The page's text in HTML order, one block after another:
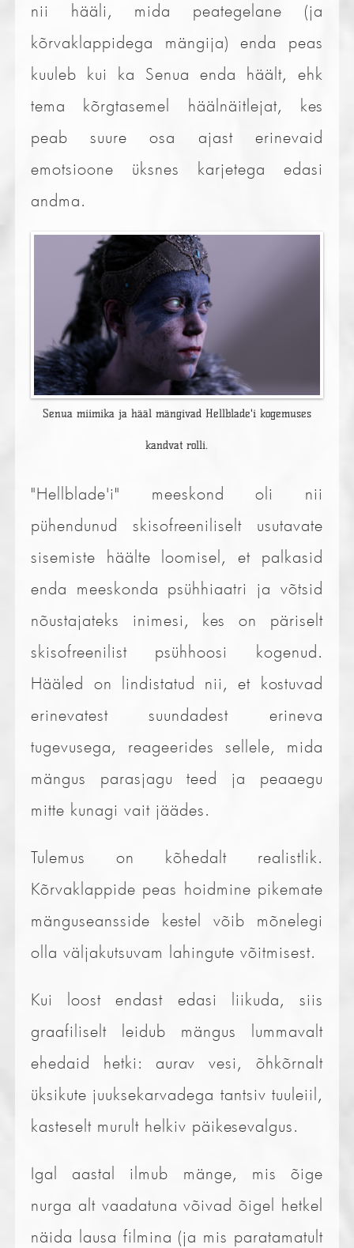
nii hääli, mida peategelane (ja
kõrvaklappidega mängija) enda peas
kuuleb kui ka Senua enda häält, ehk
tema kõrgtasemel häälnäitlejat, kes
peab suure osa ajast erinevaid
emotsioone üksnes karjetega edasi
andma.
Senua miimika ja hääl mängivad Hellblade'i kogemuses
kandvat rolli.
"Hellblade'i" meeskond oli nii
pühendunud skisofreeniliselt usutavate
sisemiste häälte loomisel, et palkasid
enda meeskonda psühhiaatri ja võtsid
nõustajateks inimesi, kes on päriselt
skisofreenilist psühhoosi kogenud.
Hääled on lindistatud nii, et kostuvad
erinevatest suundadest erineva
tugevusega, reageerides sellele, mida
mängus parasjagu teed ja peaaegu
mitte kunagi vait jäädes.
Tulemus on kõhedalt realistlik.
Kõrvaklappide peas hoidmine pikemate
mänguseansside kestel võib mõnelegi
olla väljakutsuvam lahingute võitmisest.
Kui loost endast edasi liikuda, siis
graafiliselt leidub mängus lummavalt
ehedaid hetki: aurav vesi, õhkõrnalt
üksikute juuksekarvadega tantsiv tuuleiil,
kasteselt murult helkiv päikesevalgus.
Igal aastal ilmub mänge, mis õige
nurga alt vaadatuna võivad õigel hetkel
näida lausa filmina (ja mis paratamatult